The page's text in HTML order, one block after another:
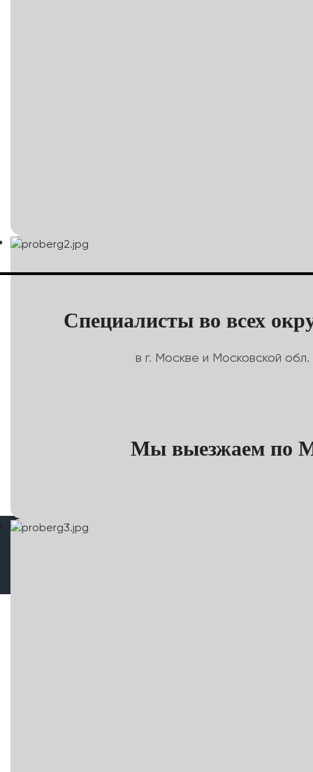
Специалисты во всех
в г. Москве и Московской
Мы выезжаем по